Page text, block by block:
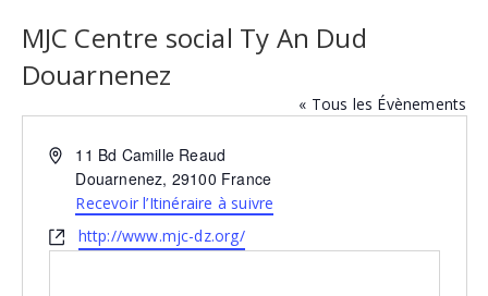
MJC Centre social Ty An Dud
Douarnenez
« Tous les Évènements
Adresse11 Bd Camille Reaud
Douarnenez, 29100 France
Recevoir l’Itinéraire à suivre
Site
http://www.mjc-dz.org/